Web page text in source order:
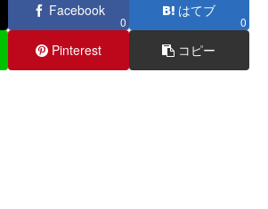
Facebook
0
はてブ
0
Pinterest コピー